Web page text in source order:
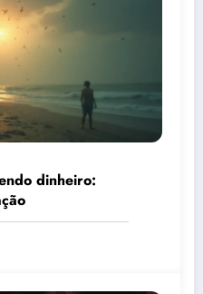
dinheiro: